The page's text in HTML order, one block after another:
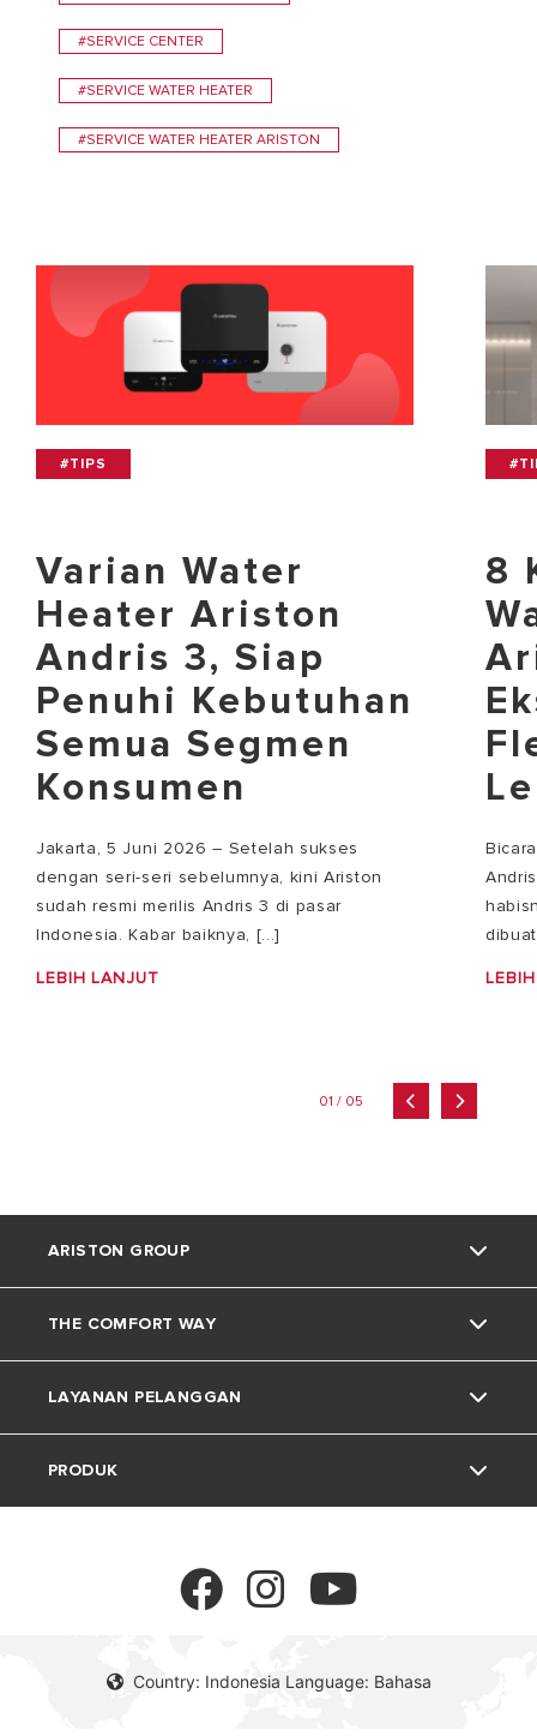
#SERVICE CENTER
#SERVICE WATER HEATER
#SERVICE WATER HEATER ARISTON
#TIPS
Varian Water
Heater Ariston
Andris 3, Siap
Penuhi Kebutuhan
Semua Segmen
Konsumen
Jakarta, 5 Juni 2026 – Setelah sukses
dengan seri-seri sebelumnya, kini Ariston
sudah resmi merilis Andris 3 di pasar
Indonesia. Kabar baiknya, [...]
LEBIH LANJUT
8
01 / 05
Country: Indonesia Language: Bahasa
ARISTON GROUP
Tentang Ariston
Grup
Karir
THE COMFORT WAY
Trik dan Kiat
Kehidupan Rumah
LAYANAN PELANGGAN
Kontak
PRODUK
Pemanas Air Tenaga Surya